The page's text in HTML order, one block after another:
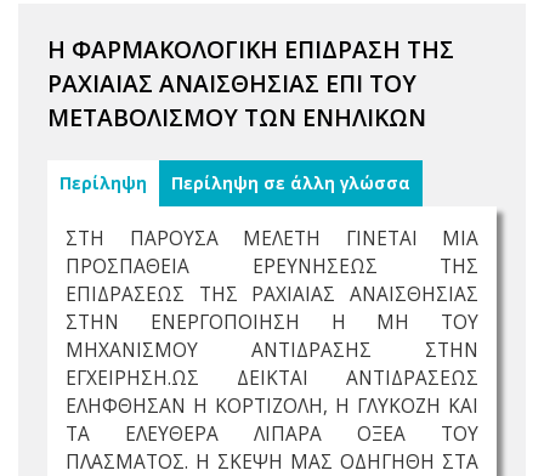
Η ΦΑΡΜΑΚΟΛΟΓΙΚΗ ΕΠΙΔΡΑΣΗ ΤΗΣ
ΡΑΧΙΑΙΑΣ ΑΝΑΙΣΘΗΣΙΑΣ ΕΠΙ ΤΟΥ
ΜΕΤΑΒΟΛΙΣΜΟΥ ΤΩΝ ΕΝΗΛΙΚΩΝ
Περίληψη Περίληψη σε άλλη γλώσσα
ΣΤΗ ΠΑΡΟΥΣΑ ΜΕΛΕΤΗ ΓΙΝΕΤΑΙ ΜΙΑ
ΠΡΟΣΠΑΘΕΙΑ ΕΡΕΥΝΗΣΕΩΣ ΤΗΣ
ΕΠΙΔΡΑΣΕΩΣ ΤΗΣ ΡΑΧΙΑΙΑΣ ΑΝΑΙΣΘΗΣΙΑΣ
ΣΤΗΝ ΕΝΕΡΓΟΠΟΙΗΣΗ Η ΜΗ ΤΟΥ
ΜΗΧΑΝΙΣΜΟΥ ΑΝΤΙΔΡΑΣΗΣ ΣΤΗΝ
ΕΓΧΕΙΡΗΣΗ.ΩΣ ΔΕΙΚΤΑΙ ΑΝΤΙΔΡΑΣΕΩΣ
ΕΛΗΦΘΗΣΑΝ Η ΚΟΡΤΙΖΟΛΗ, Η ΓΛΥΚΟΖΗ ΚΑΙ
ΤΑ ΕΛΕΥΘΕΡΑ ΛΙΠΑΡΑ ΟΞΕΑ ΤΟΥ
ΠΛΑΣΜΑΤΟΣ. Η ΣΚΕΨΗ ΜΑΣ ΟΔΗΓΗΘΗ ΣΤΑ